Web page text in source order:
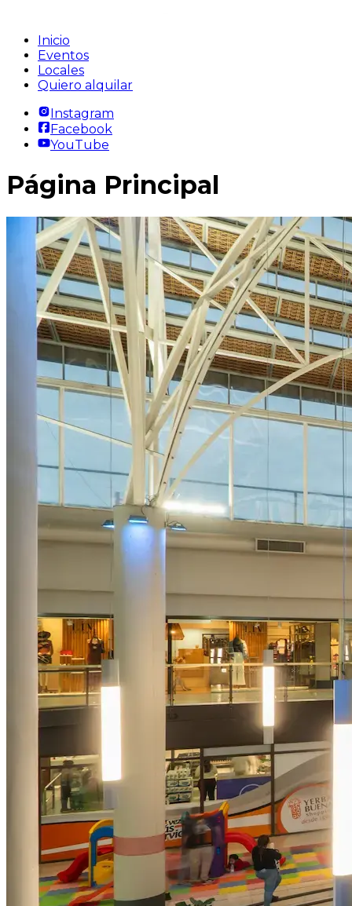
Inicio
Eventos
Locales
Quiero alquilar
Instagram
Facebook
YouTube
Página Principal